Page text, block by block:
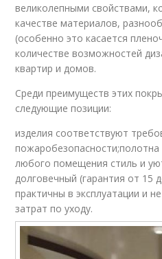
великолепными свойствами,
качестве материалов,
(особенно это касается
количестве возможностей
квартир и домов.
Среди преимуществ этих
следующие позиции:
изделия соответствуют
любого помещения стиль и
долговечный (гарантия от 15
практичны в эксплуатации и
затрат по уходу.